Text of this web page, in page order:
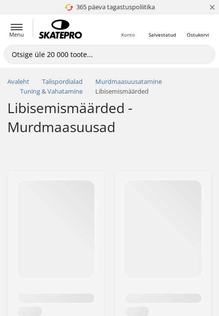
365 päeva tagastuspoliitika
4.8 paljaks 5 ×
Menu Ostukorvi
Salvestatud
Konto
Avaleht Talispordialad
Murdmaasuusatamine
Tuning & Vahatamine
Libisemismäärded
Libisemismäärded -
Murdmaasuusad